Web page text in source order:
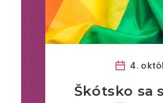
4.
Škótsko sa